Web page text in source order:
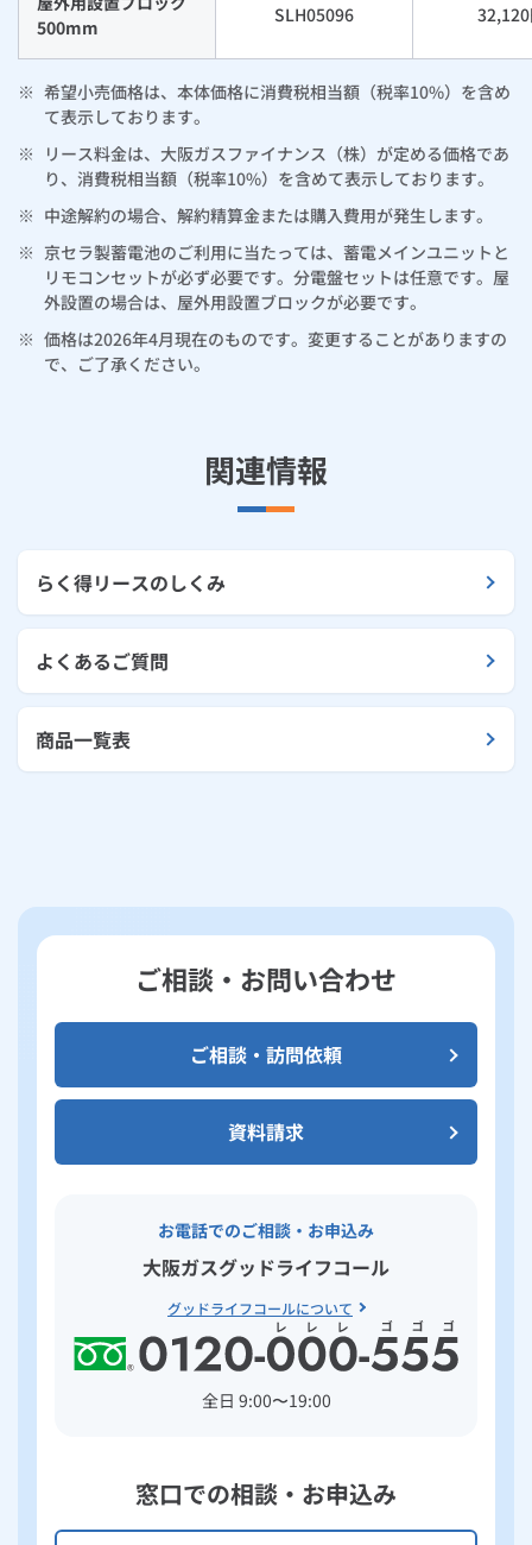
500mm
SLH05096
※ 希望小売価格は、本体価格に消費税相当額（税率10%）を含め
て表示しております。
※
リース料金は、大阪ガスファイナンス（株）が定める価格であ
り、消費税相当額（税率10%）を含めて表示しております。
※ 中途解約の場合、解約精算金または購入費用が発生します。
※ 京セラ製蓄電池のご利用に当たっては、蓄電メインユニットと
リモコンセットが必ず必要です。分電盤セットは任意です。屋
外設置の場合は、屋外用設置ブロックが必要です。
※ 価格は2026年4月現在のものです。変更することがありますの
で、ご了承ください。
関連情報
らく得リースのしくみ
よくあるご質問
商品一覧表
ご相談・お問い合わせ
ご相談・訪問依頼
資料請求
お電話でのご相談・お申込み
大阪ガスグッドライフコール
グッドライフコールについて
全日 9:00〜19:00
窓口での相談・お申込み